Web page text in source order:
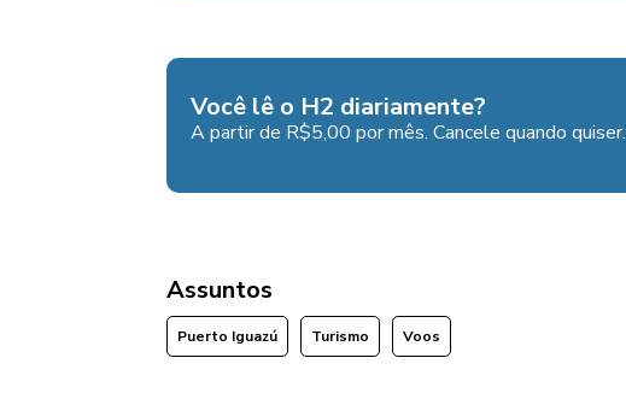
Você lê o H2 diariamente?
A partir de R$5,00 por mês. Cancele quando quiser.
Assuntos
Puerto Iguazú Turismo Voos